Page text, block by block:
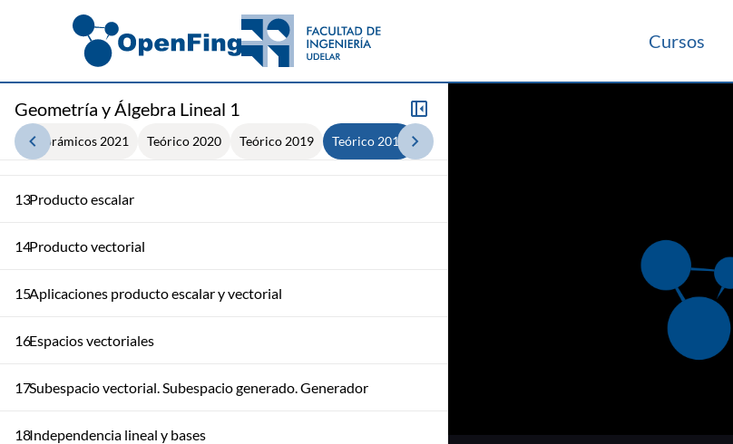
Cursos
Geometría y Álgebra Lineal 1
Panorámicos 2021 Teórico 2020 Teórico 2019 Teórico 2013
Determinantes
Matrices elementales y determinantes
11Rectas y planos
12 Planos en el espacio
13Producto escalar
14Producto vectorial
15Aplicaciones producto escalar y vectorial
16Espacios vectoriales
17Subespacio vectorial. Subespacio generado. Generador
18Independencia lineal y bases